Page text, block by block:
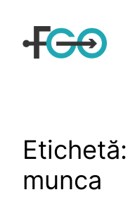
conținut
Etichetă:
munca